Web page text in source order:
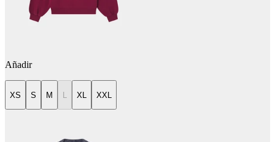
Añadir
XS S M L XL XXL